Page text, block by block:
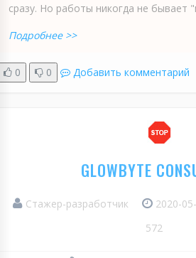
сразу. Но работы никогда не бывает
Подробнее >>
0 0 Добавить комментарий
GLOWBYTE
Стажер-разработчик 2020-
572